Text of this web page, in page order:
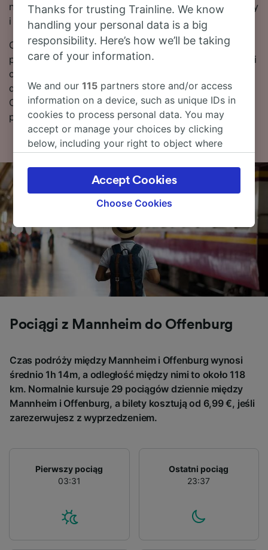
narzędzia do planowania podróży, aby porównać ceny
i skorzystać z najniższych taryf.
Czytaj dalej, aby znaleźć więcej informacji na temat
podróży – rozkłady jazdy pociągów (w tym pierwsze i
ostatnie kursy), często zadawane pytania i porady
dotyczące wyszukiwania tanich biletów kolejowych.
Chcesz przejść od razu do rezerwacji? Już teraz
poszukaj biletów w naszym serwisie!
Pociągi z Mannheim do Offenburg
Czas podróży między Mannheim i Offenburg wynosi
średnio 1h 14m, a odległość między nimi to około 118
km. Normalnie kursuje 29 pociągów dziennie między
Mannheim i Offenburg, a bilety kosztują od 6,99 €, jeśli
zarezerwujesz z wyprzedzeniem.
Pierwszy pociąg
03:31
Ostatni pociąg
23:37
Thanks for trusting Trainline. We know
handling your personal data is a big
responsibility. Here’s how we’ll be taking
care of your information.
We and our115 partners store and/or access
information on a device, such as unique IDs in
cookies to process personal data. You may
accept or manage your choices by clicking
below, including your right to object where
the privacy policy page. These choices will be
signaled to our partners and will not affect
browsing data. Your data will not be used for
track you.
We and our partners process data to provide:
Use precise geolocation data. Actively scan
device characteristics for identification. Store
and/or access information on a device.
audience research and services development.
Choose Cookies
Accept Cookies